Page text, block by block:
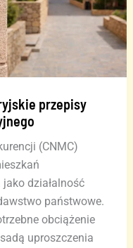
przepisy
(CNMC)
działalność
państwowe.
obciążenie
uproszczenia